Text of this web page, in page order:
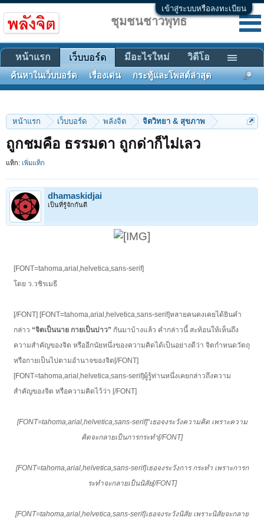
เข้าสู่ระบบหรือลงทะเบียน
หน้าแรก เว็บบอร์ด พลังจิต จิตวิทยา & สุขภาพ
ถูกชมคือ ธรรมดา ถูกด่าก็ไม่เลว
แท็ก: เพิ่มแท็ก
dhamaskidjai
เป็นที่รู้จักกันดี
[FONT=tahoma,arial,helvetica,sans-serif]
โดย ว.วชิรเมธี
[/FONT] [FONT=tahoma,arial,helvetica,sans-serif]หลายคนคงเคยได้ยินคำ
กล่าว “จิตเป็นนาย กายเป็นบ่าว” กันมาบ้างแล้ว คำกล่าวนี้ สะท้อนให้เห็นถึง
ความสำคัญของจิต หรืออีกนัยหนึ่งของความคิดได้เป็นอย่างดีว่า จิตกำหนดวัตถุ
หรือกายเป็นไปตามอำนาจของจิต[/FONT]
[FONT=tahoma,arial,helvetica,sans-serif]ผู้รู้ท่านหนึ่งเคยกล่าวถึงความ
สำคัญของจิต หรือความคิดไว้ว่า [/FONT]
[FONT=tahoma,arial,helvetica,sans-serif]“เธอจงระวังความคิด เพราะความ
คิดจะกลายเป็นการกระทำ[/FONT]
[FONT=tahoma,arial,helvetica,sans-serif]เธอจงระวังการ กระทำ เพราะการก
ระทำจะกลายเป็นนิสัย[/FONT]
[FONT=tahoma,arial,helvetica,sans-serif]เธอจงระวังนิสัย เพราะนิสัยจะกลาย
ชุมชนชาวพุทธ
หน้าแรก เว็บบอร์ด
ค้นหาในเว็บบอร์ด เรื่องเด่น กระทู้และโพสต์ล่าสุด
มีอะไรใหม่ วิดีโอ